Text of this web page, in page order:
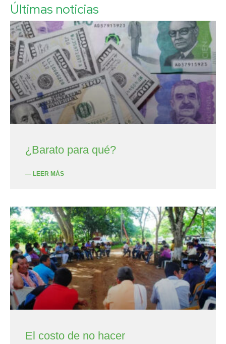
Últimas noticias
¿Barato para qué?
— LEER MÁS
El costo de no hacer